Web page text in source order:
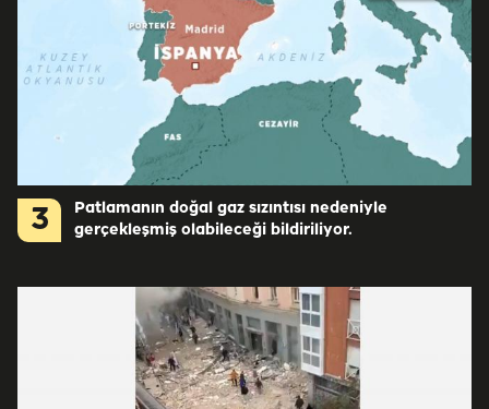
3
Patlamanın doğal gaz sızıntısı nedeniyle
gerçekleşmiş olabileceği bildiriliyor.